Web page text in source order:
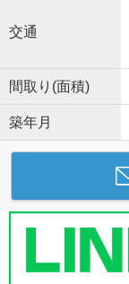
交通
間取り(面積)
築年月